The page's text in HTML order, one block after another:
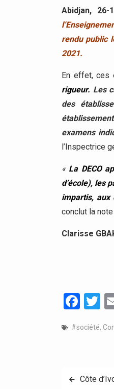
Abidjan, 26-
rendu public
2021.
En effet, ces
rigueur. Les
des
examens
l’Inspectrice
«La DECO
d’école), les
impartis, aux
conclut la
Clarisse
#société,
Côte